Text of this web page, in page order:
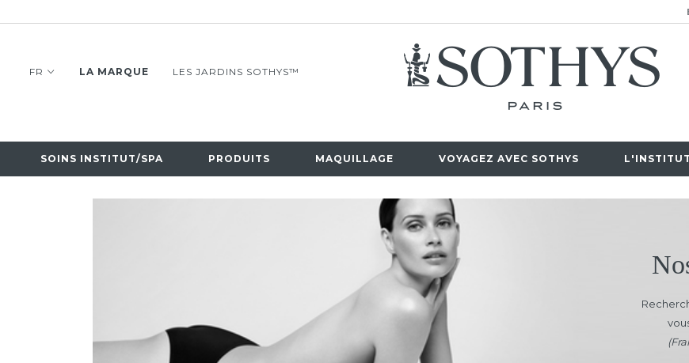
FR LA MARQUE LES JARDINS SOTHYS™
SOINS INSTITUT/SPA PRODUITS MAQUILLAGE VOYAGEZ AVEC SOTHYS